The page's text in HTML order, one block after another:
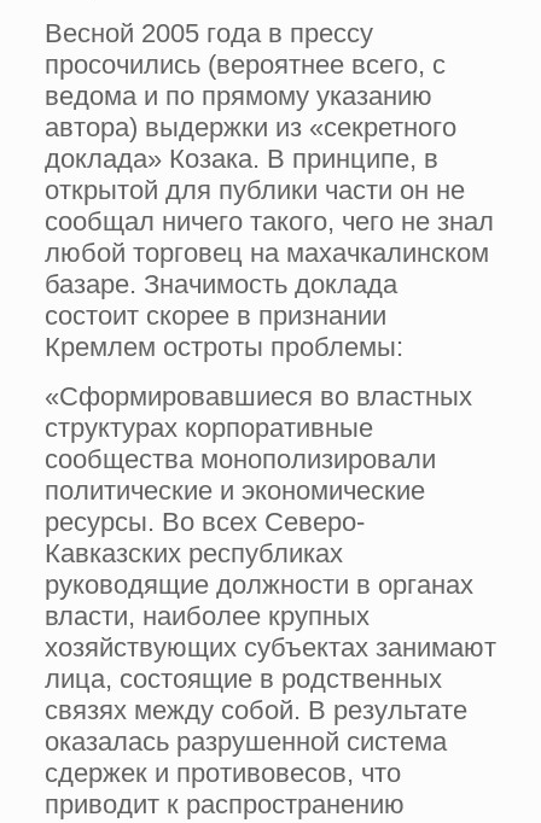
Весной 2005 года в прессу
просочились (вероятнее всего, с
ведома и по прямому указанию
автора) выдержки из «секретного
доклада» Козака. В принципе, в
открытой для публики части он не
сообщал ничего такого, чего не знал
любой торговец на махачкалинском
базаре. Значимость доклада
состоит скорее в признании
Кремлем остроты проблемы:
«Сформировавшиеся во властных
структурах корпоративные
сообщества монополизировали
политические и экономические
ресурсы. Во всех Северо-
Кавказских республиках
руководящие должности в органах
власти, наиболее крупных
хозяйствующих субъектах занимают
лица, состоящие в родственных
связях между собой. В результате
оказалась разрушенной система
сдержек и противовесов, что
приводит к распространению